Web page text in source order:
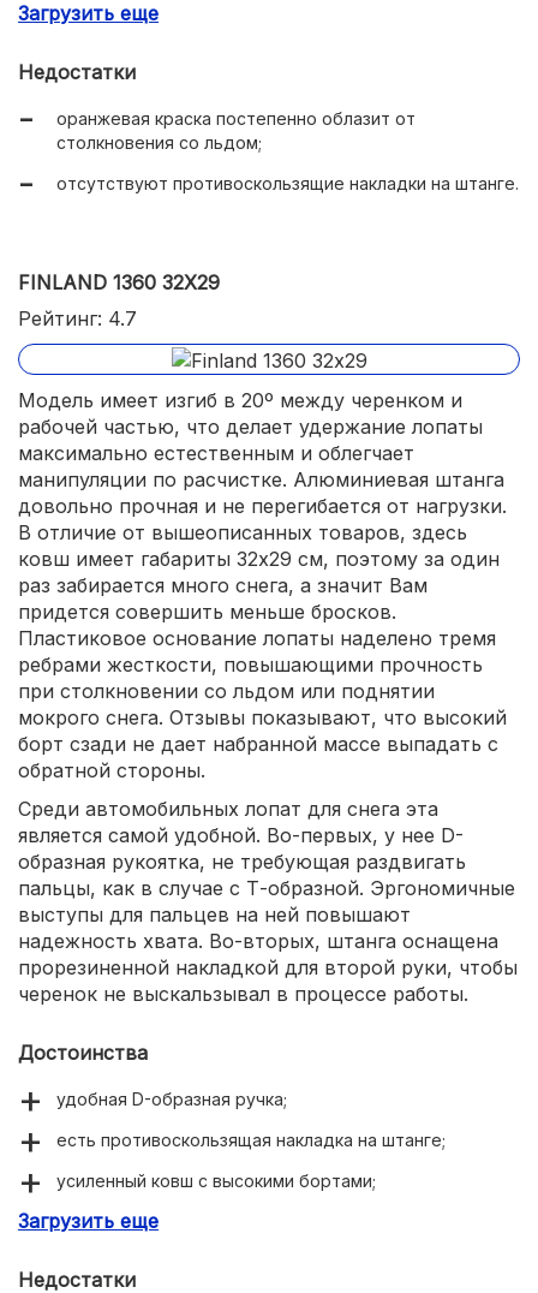
разбирается на две части для компактного хранения
Загрузить еще
Недостатки
оранжевая краска постепенно облазит от
столкновения со льдом;
отсутствуют противоскользящие накладки на штанге.
FINLAND 1360 32Х29
Рейтинг: 4.7
Модель имеет изгиб в 20º между черенком и
рабочей частью, что делает удержание лопаты
максимально естественным и облегчает
манипуляции по расчистке. Алюминиевая штанга
довольно прочная и не перегибается от нагрузки.
В отличие от вышеописанных товаров, здесь
ковш имеет габариты 32х29 см, поэтому за один
раз забирается много снега, а значит Вам
придется совершить меньше бросков.
Пластиковое основание лопаты наделено тремя
ребрами жесткости, повышающими прочность
при столкновении со льдом или поднятии
мокрого снега. Отзывы показывают, что высокий
борт сзади не дает набранной массе выпадать с
обратной стороны.
Среди автомобильных лопат для снега эта
является самой удобной. Во-первых, у нее D-
образная рукоятка, не требующая раздвигать
пальцы, как в случае с Т-образной. Эргономичные
выступы для пальцев на ней повышают
надежность хвата. Во-вторых, штанга оснащена
прорезиненной накладкой для второй руки, чтобы
черенок не выскальзывал в процессе работы.
Достоинства
удобная D-образная ручка;
есть противоскользящая накладка на штанге;
усиленный ковш с высокими бортами;
алюминиевый черенок.
Загрузить еще
Недостатки